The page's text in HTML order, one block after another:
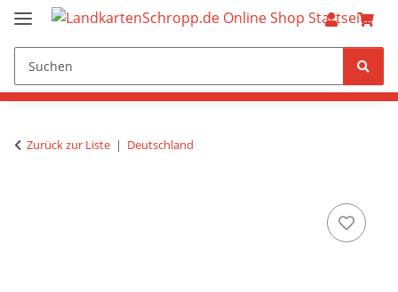
Zurück zur Liste Deutschland